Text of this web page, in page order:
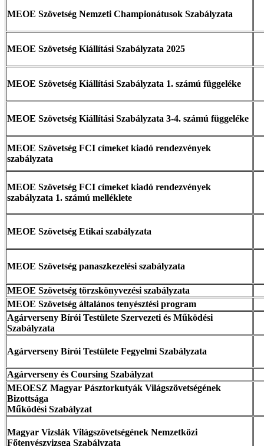
MEOE Szövetség Nemzeti Championátusok Szabályzata
MEOE Szövetség Kiállítási Szabályzata 2025
MEOE Szövetség Kiállítási Szabályzata 1. számú függeléke
MEOE Szövetség Kiállítási Szabályzata 3-4. számú függeléke
MEOE Szövetség FCI címeket kiadó rendezvények
szabályzata
MEOE Szövetség FCI címeket kiadó rendezvények
szabályzata 1. számú melléklete
MEOE Szövetség Etikai szabályzata
MEOE Szövetség panaszkezelési szabályzata
MEOE Szövetség törzskönyvezési szabályzata
MEOE Szövetség általános tenyésztési program
Agárverseny Bírói Testülete Szervezeti és Működési
Szabályzata
Agárverseny Bírói Testülete Fegyelmi Szabályzata
Agárverseny és Coursing Szabályzat
MEOESZ Magyar Pásztorkutyák Világszövetségének
Bizottsága
Működési Szabályzat
Magyar Vizslák Világszövetségének Nemzetközi
Főtenyészvizsga Szabályzata